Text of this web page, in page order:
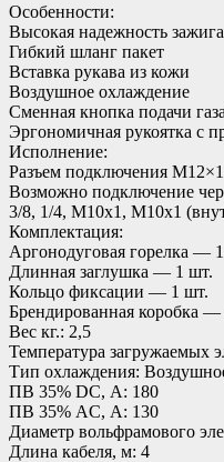
Особенности:
Высокая надежность
Гибкий шланг пакет
Вставка рукава из кожи
Воздушное охлаждение
Сменная кнопка подачи
Эргономичная рукоятка с
Исполнение:
Разъем подключения
Возможно подключение
3/8, 1/4, М10х1, М10х1
Комплектация:
Аргонодуговая горелка —
Длинная заглушка — 1 шт.
Кольцо фиксации — 1 шт.
Брендированная коробка
Вес кг.: 2,5
Температура загружаемых
Тип охлаждения:
ПВ 35% DC, А: 180
ПВ 35% AC, А: 130
Диаметр вольфрамового
Длина кабеля, м: 4